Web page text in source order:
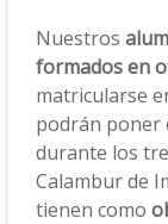
Nuestros
formados en
matricularse
podrán poner
durante los
Calambur de
tienen como